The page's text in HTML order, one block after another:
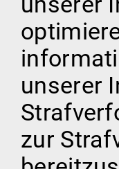
unserer
zur